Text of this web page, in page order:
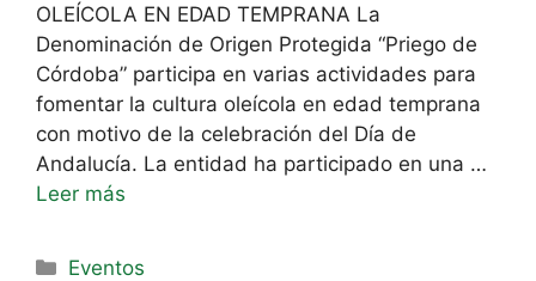
OLEÍCOLA EN EDAD TEMPRANA La
Denominación de Origen Protegida “Priego de
Córdoba” participa en varias actividades para
fomentar la cultura oleícola en edad temprana
con motivo de la celebración del Día de
Andalucía. La entidad ha participado en una …
Leer más
Eventos